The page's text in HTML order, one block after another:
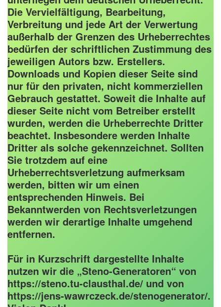
Die Vervielfältigung, Bearbeitung,
Verbreitung und jede Art der Verwertung
außerhalb der Grenzen des Urheberrechtes
bedürfen der schriftlichen Zustimmung des
jeweiligen Autors bzw. Erstellers.
Downloads und Kopien dieser Seite sind
nur für den privaten, nicht kommerziellen
Gebrauch gestattet. Soweit die Inhalte auf
dieser Seite nicht vom Betreiber erstellt
wurden, werden die Urheberrechte Dritter
beachtet. Insbesondere werden Inhalte
Dritter als solche gekennzeichnet. Sollten
Sie trotzdem auf eine
Urheberrechtsverletzung aufmerksam
werden, bitten wir um einen
entsprechenden Hinweis. Bei
Bekanntwerden von Rechtsverletzungen
werden wir derartige Inhalte umgehend
entfernen.
Für in Kurzschrift dargestellte Inhalte
nutzen wir die „Steno-Generatoren“ von
https://steno.tu-clausthal.de/ und von
https://jens-wawrczeck.de/stenogenerator/.